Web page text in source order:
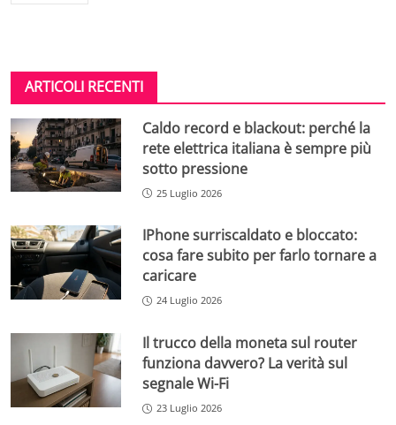
ARTICOLI RECENTI
Caldo record e blackout: perché la
rete elettrica italiana è sempre più
sotto pressione
25 Luglio 2026
IPhone surriscaldato e bloccato:
cosa fare subito per farlo tornare a
caricare
24 Luglio 2026
Il trucco della moneta sul router
funziona davvero? La verità sul
segnale Wi-Fi
23 Luglio 2026